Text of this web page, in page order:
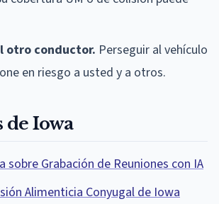
otro conductor. Perseguir al vehículo
en riesgo a usted y a otros.
de Iowa
sobre Grabación de Reuniones con IA
Alimenticia Conyugal de Iowa